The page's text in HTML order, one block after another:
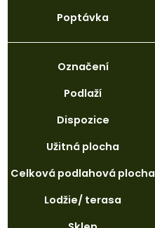
Poptávka
Označení
Podlaží
Dispozice
Užitná plocha
Celková podlahová plocha
Lodžie/ terasa